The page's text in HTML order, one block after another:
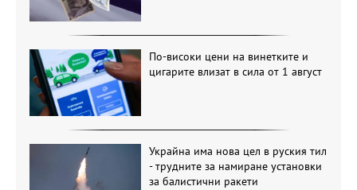
По-високи цени на винетките и
цигарите влизат в сила от 1 август
Украйна има нова цел в руския тил
- трудните за намиране установки
за балистични ракети